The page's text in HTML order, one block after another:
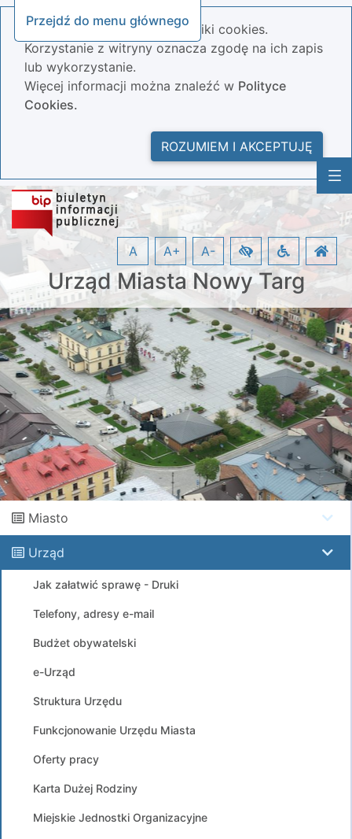
Przejdź do menu głównego
Nasza strona wykorzystuje pliki cookies.
Korzystanie z witryny oznacza zgodę na ich zapis
lub wykorzystanie.
Więcej informacji można znaleźć w Polityce
Cookies.
ROZUMIEM I AKCEPTUJĘ
Urząd Miasta Nowy Targ
A A+ A-
Miasto
Urząd
Jak załatwić sprawę - Druki
Telefony, adresy e-mail
Budżet obywatelski
e-Urząd
Struktura Urzędu
Funkcjonowanie Urzędu Miasta
Oferty pracy
Karta Dużej Rodziny
Miejskie Jednostki Organizacyjne